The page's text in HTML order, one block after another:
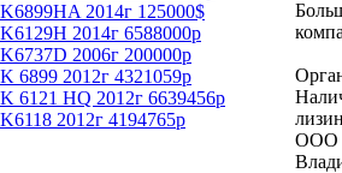
2014г 125000$
2014г 6588000р
2006г 200000р
6899 2012г 4321059р
6121 HQ 2012г 6639456р
2012г 4194765р
ООО